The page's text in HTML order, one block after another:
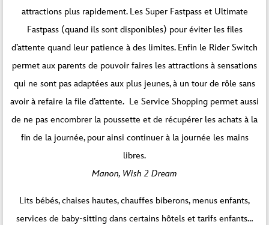
attractions plus rapidement. Les Super Fastpass et Ultimate
Fastpass (quand ils sont disponibles) pour éviter les files
d’attente quand leur patience à des limites. Enfin le Rider Switch
permet aux parents de pouvoir faires les attractions à sensations
qui ne sont pas adaptées aux plus jeunes, à un tour de rôle sans
avoir à refaire la file d’attente. Le Service Shopping permet aussi
de ne pas encombrer la poussette et de récupérer les achats à la
fin de la journée, pour ainsi continuer à la journée les mains
libres.
Manon, Wish 2 Dream
Lits bébés, chaises hautes, chauffes biberons, menus enfants,
services de baby-sitting dans certains hôtels et tarifs enfants…